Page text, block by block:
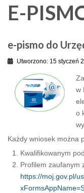
E-
e-pismo do
Utworzono: 15 styczeń
w
o
Każdy wniosek można
Kwalifikowanym
Profilem zaufanym
https://moj.gov.pl/